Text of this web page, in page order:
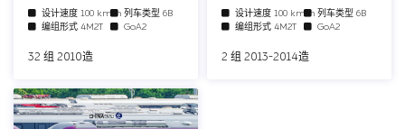
设计速度 100 km/h列车类型 6B
编组形式 4M2T GoA2
32 组 2010造
设计速度 100 km/h列车类型 6B
编组形式 4M2T GoA2
2 组 2013-2014造